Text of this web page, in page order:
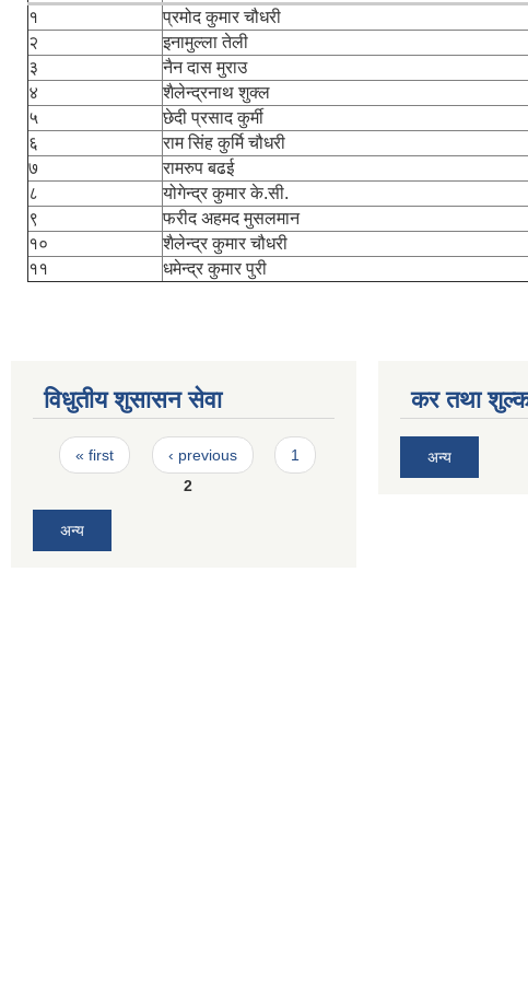
१
प्रमोद कुमार चौधरी
२
इनामुल्ला तेली
३
नैन दास मुराउ
४
शैलेन्द्रनाथ शुक्ल
५
छेदी प्रसाद कुर्मी
६
राम सिंह कुर्मि चौधरी
७
रामरुप बढई
८
योगेन्द्र कुमार के.सी.
९
फरीद अहमद मुसलमान
१०
शैलेन्द्र कुमार चौधरी
११
धमेन्द्र कुमार पुरी
विधुतीय शुसासन सेवा
Pages
« first ‹ previous
1
2
अन्य
कर तथा
अन्य